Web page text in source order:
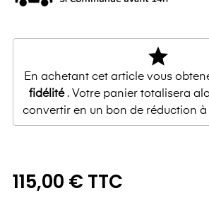
star
En achetant cet article vous
fidélité. Votre panier totalisera
convertir en un bon de réduction
115,00 € TTC